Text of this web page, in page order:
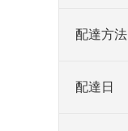
配達方法
配達日